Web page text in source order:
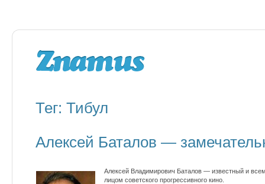
Тег: Тибул
Алексей Баталов —
Алексей Владимирович Баталов — известный и
лицом советского прогрессивного кино.